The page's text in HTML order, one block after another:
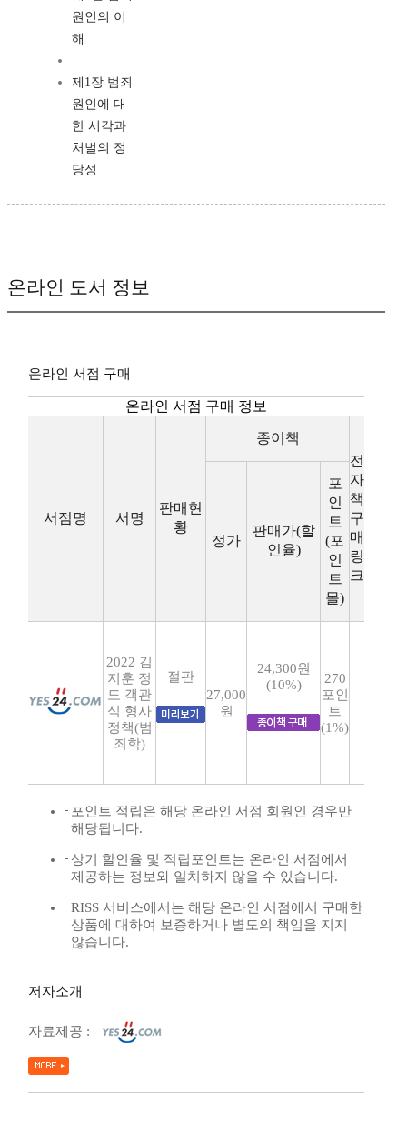
원인의 이
해
제1장 범죄
원인에 대
한 시각과
처벌의 정
당성
온라인 도서 정보
온라인 서점 구매
온라인 서점 구매 정보
서점명 서명
판매현
황
종이책
전
자
책
구
매
링
크
정가
판매가(할
인율)
포
인
트
(포
인
트
몰)
2022 김
지훈 정
도 객관
식 형사
정책(범
죄학)
절판
27,000
원
24,300원
(10%)
270
포인
트
(1%)
포인트 적립은 해당 온라인 서점 회원인 경우만
해당됩니다.
상기 할인율 및 적립포인트는 온라인 서점에서
제공하는 정보와 일치하지 않을 수 있습니다.
RISS 서비스에서는 해당 온라인 서점에서 구매한
상품에 대하여 보증하거나 별도의 책임을 지지
않습니다.
저자소개
자료제공 :